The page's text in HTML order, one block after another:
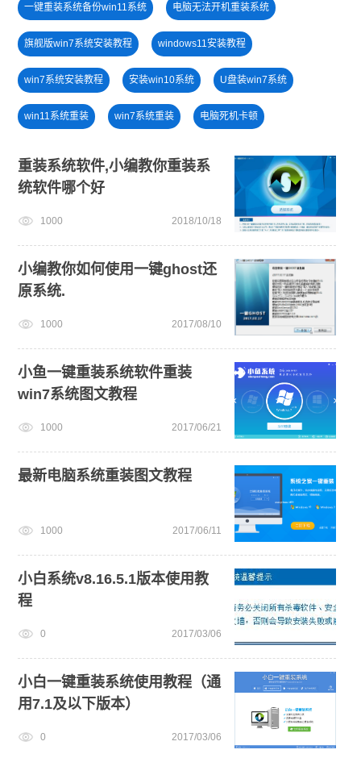
一键重装系统备份win11系统 电脑无法开机重装系统
旗舰版win7系统安装教程 windows11安装教程
win7系统安装教程 安装win10系统 U盘装win7系统
win11系统重装 win7系统重装 电脑死机卡顿
u盘一键重装系统win10 32位 win11下载
win10升级win11 电脑开不了机 U盘PE启动盘制作
重装系统软件,小编教你重装系
统软件哪个好
1000 2018/10/18
小编教你如何使用一键ghost还
原系统.
1000 2017/08/10
小鱼一键重装系统软件重装
win7系统图文教程
1000 2017/06/21
最新电脑系统重装图文教程
1000 2017/06/11
小白系统v8.16.5.1版本使用教
程
0 2017/03/06
小白一键重装系统使用教程（通
用7.1及以下版本）
0 2017/03/06